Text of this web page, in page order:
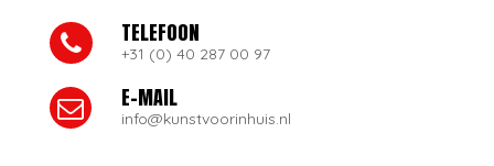
TELEFOON
+31 (0) 40 287 00 97
E-MAIL
info@kunstvoorinhuis.nl